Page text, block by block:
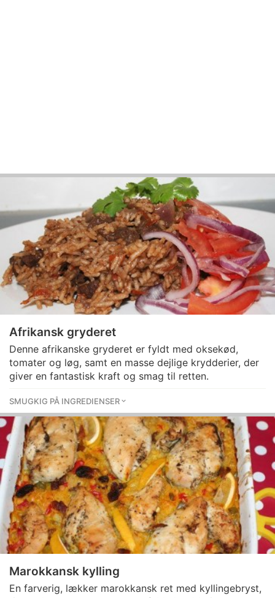
Afrikansk gryderet
Denne afrikanske gryderet er fyldt med oksekød,
tomater og løg, samt en masse dejlige krydderier, der
giver en fantastisk kraft og smag til retten.
SMUGKIG PÅ INGREDIENSER
Marokkansk kylling
En farverig, lækker marokkansk ret med kyllingebryst,